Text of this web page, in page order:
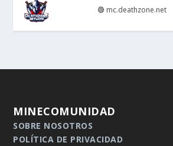
🟢 mc.deathzone.net
MINECOMUNIDAD
SOBRE NOSOTROS
POLÍTICA DE PRIVACIDAD